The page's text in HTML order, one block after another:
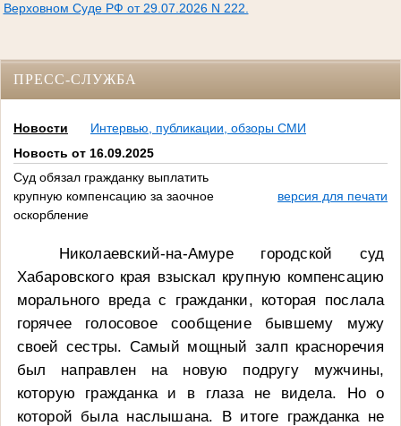
Верховном Суде РФ от 29.07.2026 N 222.
ПРЕСС-СЛУЖБА
Новости
Интервью, публикации, обзоры СМИ
Новость от 16.09.2025
Суд обязал гражданку выплатить
крупную компенсацию за заочное
оскорбление
версия для печати
Николаевский-на-Амуре городской суд
Хабаровского края взыскал крупную компенсацию
морального вреда с гражданки, которая послала
горячее голосовое сообщение бывшему мужу
своей сестры. Самый мощный залп красноречия
был направлен на новую подругу мужчины,
которую гражданка и в глаза не видела. Но о
которой была наслышана. В итоге гражданка не